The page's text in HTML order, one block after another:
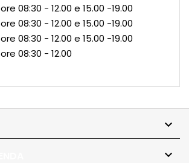
ore 08:30 - 12.00 e 15.00 -19.00
ore 08:30 - 12.00 e 15.00 -19.00
ore 08:30 - 12.00 e 15.00 -19.00
ore 08:30 - 12.00

